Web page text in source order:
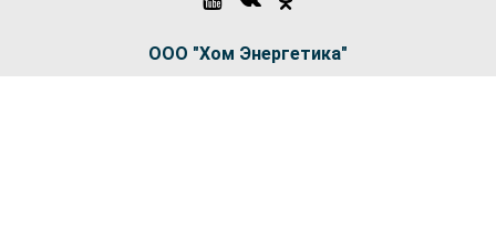
ООО "Хом Энергетика"